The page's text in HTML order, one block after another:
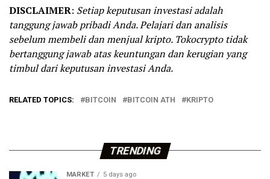
DISCLAIMER: Setiap keputusan investasi adalah
tanggung jawab pribadi Anda. Pelajari dan analisis
sebelum membeli dan menjual kripto. Tokocrypto tidak
bertanggung jawab atas keuntungan dan kerugian yang
timbul dari keputusan investasi Anda.
RELATED TOPICS: BITCOIN BITCOIN ATH KRIPTO
TRENDING
MARKET 5 days ago